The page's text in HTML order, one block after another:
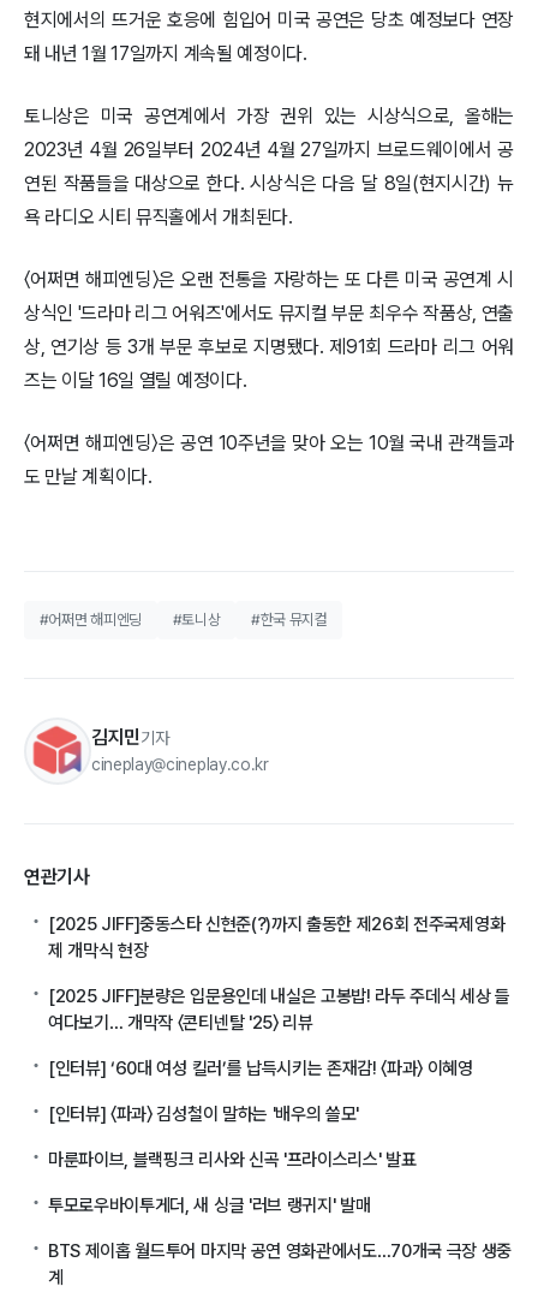
현지에서의 뜨거운 호응에 힘입어 미국 공연은 당초 예정보다 연장
돼 내년 1월 17일까지 계속될 예정이다.
토니상은 미국 공연계에서 가장 권위 있는 시상식으로, 올해는
2023년 4월 26일부터 2024년 4월 27일까지 브로드웨이에서 공
연된 작품들을 대상으로 한다. 시상식은 다음 달 8일(현지시간) 뉴
욕 라디오 시티 뮤직홀에서 개최된다.
〈어쩌면 해피엔딩〉은 오랜 전통을 자랑하는 또 다른 미국 공연계 시
상식인 '드라마 리그 어워즈'에서도 뮤지컬 부문 최우수 작품상, 연출
상, 연기상 등 3개 부문 후보로 지명됐다. 제91회 드라마 리그 어워
즈는 이달 16일 열릴 예정이다.
〈어쩌면 해피엔딩〉은 공연 10주년을 맞아 오는 10월 국내 관객들과
도 만날 계획이다.
#어쩌면 해피엔딩 #토니상 #한국 뮤지컬
김지민기자
cineplay@cineplay.co.kr
연관기사
[2025 JIFF]중동스타 신현준(?)까지 출동한 제26회 전주국제영화
제 개막식 현장
[2025 JIFF]분량은 입문용인데 내실은 고봉밥! 라두 주데식 세상 들
여다보기… 개막작 〈콘티넨탈 '25〉 리뷰
[인터뷰] ‘60대 여성 킬러’를 납득시키는 존재감! 〈파과〉 이혜영
[인터뷰] 〈파과〉 김성철이 말하는 '배우의 쓸모'
마룬파이브, 블랙핑크 리사와 신곡 '프라이스리스' 발표
투모로우바이투게더, 새 싱글 '러브 랭귀지' 발매
BTS 제이홉 월드투어 마지막 공연 영화관에서도…70개국 극장 생중
계